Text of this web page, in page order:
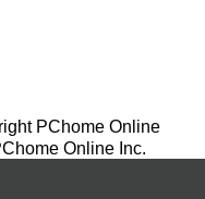
適宜滋潤。
油脂平衡 。
膚無所適從。
PChome Online
Online Inc.